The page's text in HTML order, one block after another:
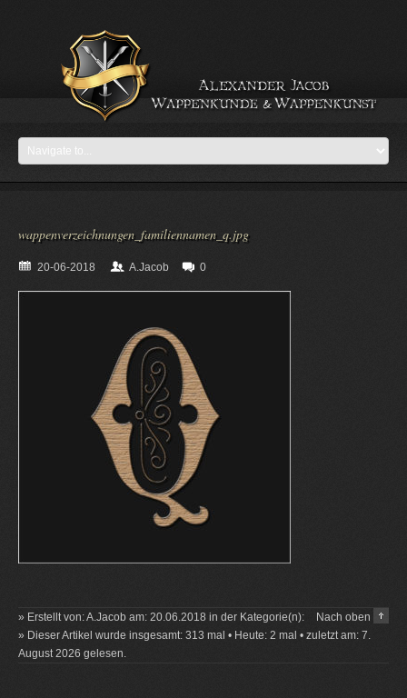
wappenverzeichnungen_familiennamen_q.jpg
20-06-2018 A.Jacob 0
Nach oben
» Erstellt von: A.Jacob am: 20.06.2018 in der Kategorie(n):
» Dieser Artikel wurde insgesamt: 313 mal • Heute: 2 mal • zuletzt am: 7.
August 2026 gelesen.